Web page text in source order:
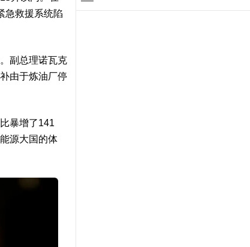
急救援系统陷
副总理诺瓦克
由于炼油厂停
暴增了141
源大国的体